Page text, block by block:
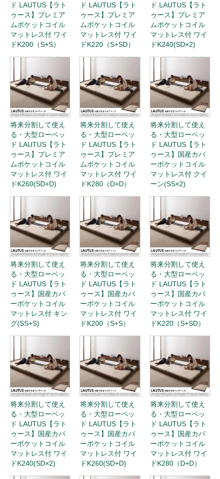
ド LAUTUS【ラト
ゥース】プレミア
ムポケットコイル
マットレス付 ワイ
ドK200（S+S）
ド LAUTUS【ラト
ゥース】プレミア
ムポケットコイル
マットレス付 ワイ
ドK220（S+SD）
ド LAUTUS【ラト
ゥース】プレミア
ムポケットコイル
マットレス付 ワイ
ドK240(SD×2)
将来分割して使え
る・大型ローベッ
ド LAUTUS【ラト
ゥース】プレミア
ムポケットコイル
マットレス付 ワイ
ドK260(SD+D)
将来分割して使え
る・大型ローベッ
ド LAUTUS【ラト
ゥース】プレミア
ムポケットコイル
マットレス付 ワイ
ドK280（D+D）
将来分割して使え
る・大型ローベッ
ド LAUTUS【ラト
ゥース】国産カバ
ーポケットコイル
マットレス付 クイ
ーン(SS×2)
将来分割して使え
る・大型ローベッ
ド LAUTUS【ラト
ゥース】国産カバ
ーポケットコイル
マットレス付 キン
グ(SS+S)
将来分割して使え
る・大型ローベッ
ド LAUTUS【ラト
ゥース】国産カバ
ーポケットコイル
マットレス付 ワイ
ドK200（S+S）
将来分割して使え
る・大型ローベッ
ド LAUTUS【ラト
ゥース】国産カバ
ーポケットコイル
マットレス付 ワイ
ドK220（S+SD）
将来分割して使え
る・大型ローベッ
ド LAUTUS【ラト
ゥース】国産カバ
ーポケットコイル
マットレス付 ワイ
ドK240(SD×2)
将来分割して使え
る・大型ローベッ
ド LAUTUS【ラト
ゥース】国産カバ
ーポケットコイル
マットレス付 ワイ
ドK260(SD+D)
将来分割して使え
る・大型ローベッ
ド LAUTUS【ラト
ゥース】国産カバ
ーポケットコイル
マットレス付 ワイ
ドK280（D+D）